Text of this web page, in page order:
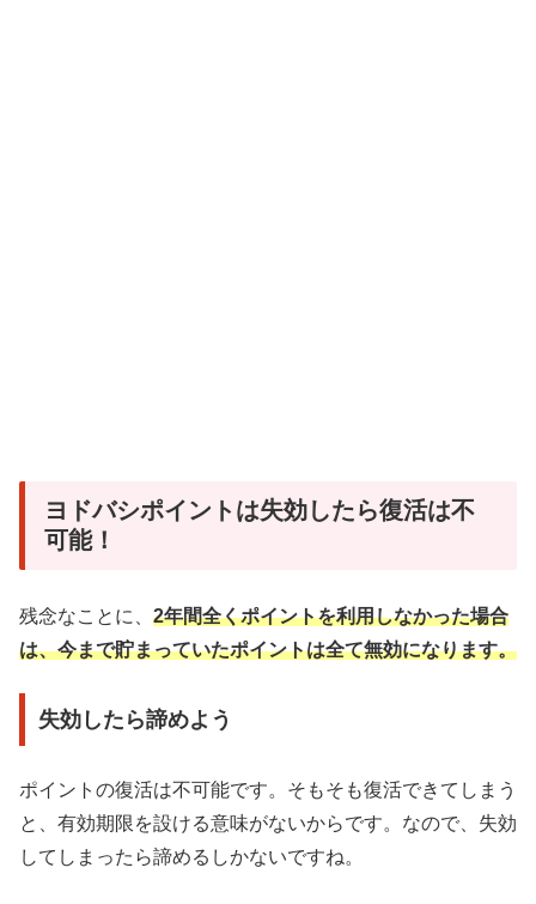
ヨドバシポイントは失効したら復活は不
可能！
残念なことに、 2年間全くポイントを利用しなかった場合
は、今まで貯まっていたポイントは全て無効になります。
失効したら諦めよう
ポイントの復活は不可能です。そもそも復活できてしまう
と、有効期限を設ける意味がないからです。なので、失効
してしまったら諦めるしかないですね。